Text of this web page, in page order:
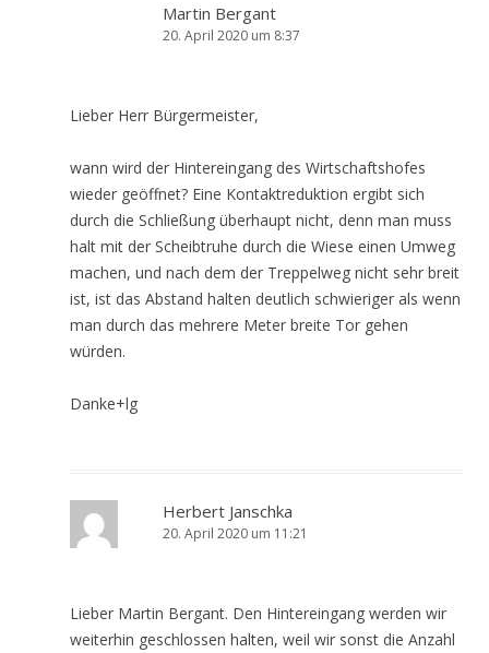
Martin Bergant
20. April 2020 um 8:37
Lieber Herr Bürgermeister,
wann wird der Hintereingang des Wirtschaftshofes
wieder geöffnet? Eine Kontaktreduktion ergibt sich
durch die Schließung überhaupt nicht, denn man muss
halt mit der Scheibtruhe durch die Wiese einen Umweg
machen, und nach dem der Treppelweg nicht sehr breit
ist, ist das Abstand halten deutlich schwieriger als wenn
man durch das mehrere Meter breite Tor gehen
würden.
Danke+lg
Herbert Janschka
20. April 2020 um 11:21
Lieber Martin Bergant. Den Hintereingang werden wir
weiterhin geschlossen halten, weil wir sonst die Anzahl